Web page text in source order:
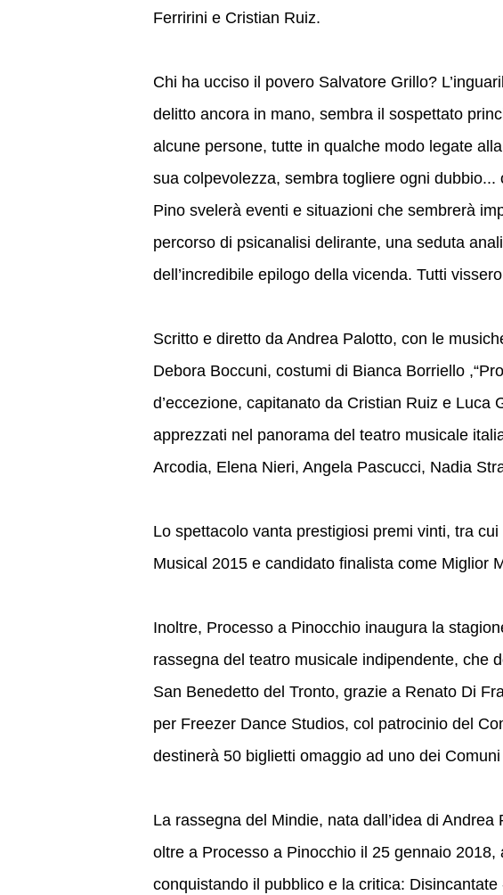
Ferririni e Cristian Ruiz.
Chi ha ucciso il povero Salvatore Grillo?
delitto ancora in mano, sembra il sospettato
alcune persone, tutte in qualche modo legate
sua colpevolezza, sembra togliere ogni
Pino svelerà eventi e situazioni che sembrerà
percorso di psicanalisi delirante, una seduta
dell’incredibile epilogo della vicenda. Tutti
Scritto e diretto da Andrea Palotto, con le
Debora Boccuni, costumi di Bianca Borriello
d’eccezione, capitanato da Cristian Ruiz e Luca
apprezzati nel panorama del teatro musicale
Arcodia, Elena Nieri, Angela Pascucci, Nadia
Lo spettacolo vanta prestigiosi premi vinti, tra
Musical 2015 e candidato finalista come Miglior
Inoltre, Processo a Pinocchio inaugura la
rassegna del teatro musicale indipendente, che
San Benedetto del Tronto, grazie a Renato Di
per Freezer Dance Studios, col patrocinio del
destinerà 50 biglietti omaggio ad uno dei
La rassegna del Mindie, nata dall’idea di
oltre a Processo a Pinocchio il 25 gennaio
conquistando il pubblico e la critica: